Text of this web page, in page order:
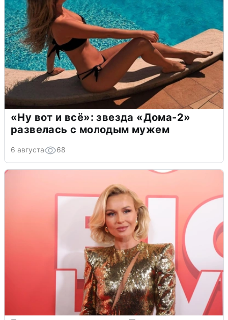
«Ну вот и всё»: звезда «Дома-2»
развелась с молодым мужем
6 августа 68